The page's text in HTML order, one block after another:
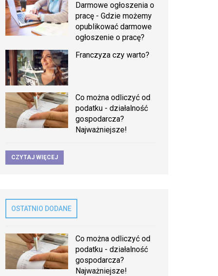
Darmowe ogłoszenia o
pracę - Gdzie możemy
opublikować darmowe
ogłoszenie o pracę?
Franczyza czy warto?
Co można odliczyć od
podatku - działalność
gospodarcza?
Najważniejsze!
CZYTAJ WIĘCEJ
OSTATNIO DODANE
Co można odliczyć od
podatku - działalność
gospodarcza?
Najważniejsze!